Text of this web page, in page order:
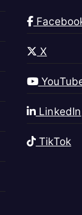
X
LinkedIn
TikTok